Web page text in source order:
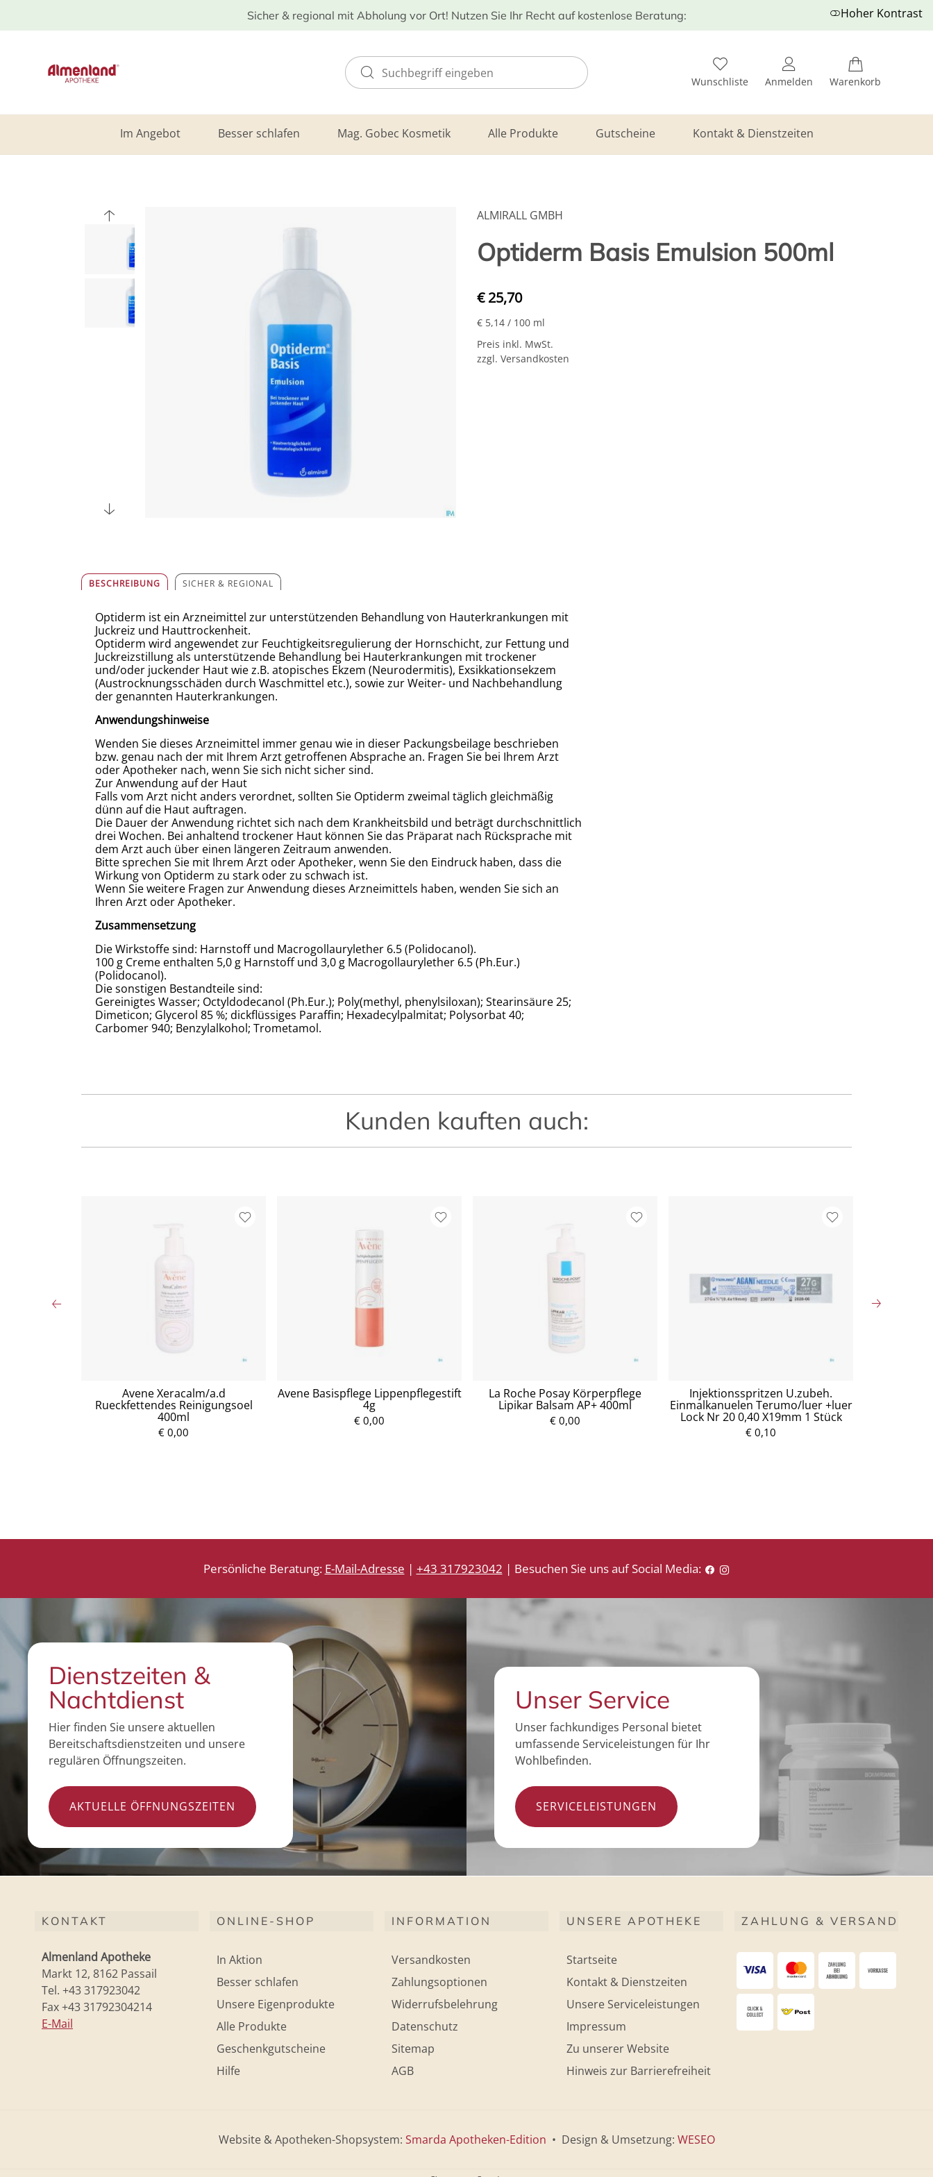
Sicher & regional mit Abholung vor Ort! Nutzen Sie Ihr Recht auf kostenlose Beratung: Hoher Kontrast
Wunschliste Anmelden Warenkorb
Im Angebot Besser schlafen Mag. Gobec Kosmetik Alle Produkte Gutscheine Kontakt & Dienstzeiten
ALMIRALL GMBH
Optiderm Basis Emulsion 500ml
€ 25,70
€ 5,14 / 100 ml
Preis inkl. MwSt.
zzgl. Versandkosten
BESCHREIBUNG SICHER & REGIONAL
Optiderm ist ein Arzneimittel zur unterstützenden Behandlung von Hauterkrankungen mit
Juckreiz und Hauttrockenheit.
Optiderm wird angewendet zur Feuchtigkeitsregulierung der Hornschicht, zur Fettung und
Juckreizstillung als unterstützende Behandlung bei Hauterkrankungen mit trockener
und/oder juckender Haut wie z.B. atopisches Ekzem (Neurodermitis), Exsikkationsekzem
(Austrocknungsschäden durch Waschmittel etc.), sowie zur Weiter- und Nachbehandlung
der genannten Hauterkrankungen.
Anwendungshinweise
Wenden Sie dieses Arzneimittel immer genau wie in dieser Packungsbeilage beschrieben
bzw. genau nach der mit Ihrem Arzt getroffenen Absprache an. Fragen Sie bei Ihrem Arzt
oder Apotheker nach, wenn Sie sich nicht sicher sind.
Zur Anwendung auf der Haut
Falls vom Arzt nicht anders verordnet, sollten Sie Optiderm zweimal täglich gleichmäßig
dünn auf die Haut auftragen.
Die Dauer der Anwendung richtet sich nach dem Krankheitsbild und beträgt durchschnittlich
drei Wochen. Bei anhaltend trockener Haut können Sie das Präparat nach Rücksprache mit
dem Arzt auch über einen längeren Zeitraum anwenden.
Bitte sprechen Sie mit Ihrem Arzt oder Apotheker, wenn Sie den Eindruck haben, dass die
Wirkung von Optiderm zu stark oder zu schwach ist.
Wenn Sie weitere Fragen zur Anwendung dieses Arzneimittels haben, wenden Sie sich an
Ihren Arzt oder Apotheker.
Zusammensetzung
Die Wirkstoffe sind: Harnstoff und Macrogollaurylether 6.5 (Polidocanol).
100 g Creme enthalten 5,0 g Harnstoff und 3,0 g Macrogollaurylether 6.5 (Ph.Eur.)
(Polidocanol).
Die sonstigen Bestandteile sind:
Gereinigtes Wasser; Octyldodecanol (Ph.Eur.); Poly(methyl, phenylsiloxan); Stearinsäure 25;
Dimeticon; Glycerol 85 %; dickflüssiges Paraffin; Hexadecylpalmitat; Polysorbat 40;
Carbomer 940; Benzylalkohol; Trometamol.
Kunden kauften auch:
Avene Xeracalm/a.d
Rueckfettendes Reinigungsoel
400ml
€ 0,00
Avene Basispflege Lippenpflegestift
4g
€ 0,00
La Roche Posay Körperpflege
Lipikar Balsam AP+ 400ml
€ 0,00
Injektionsspritzen U.zubeh.
Einmalkanuelen Terumo/luer +luer
Lock Nr 20 0,40 X19mm 1 Stück
€ 0,10
P
r
P
P
P
Persönliche Beratung: E-Mail-Adresse | +43 317923042 | Besuchen Sie uns auf Social Media:
Dienstzeiten &
Nachtdienst
Hier finden Sie unsere aktuellen
Bereitschaftsdienstzeiten und unsere
regulären Öffnungszeiten.
AKTUELLE ÖFFNUNGSZEITEN
Unser Service
Unser fachkundiges Personal bietet
umfassende Serviceleistungen für Ihr
Wohlbefinden.
SERVICELEISTUNGEN
KONTAKT
Almenland Apotheke
Markt 12, 8162 Passail
Tel. +43 317923042
Fax +43 31792304214
E-Mail
ONLINE-SHOP
In Aktion
Besser schlafen
Unsere Eigenprodukte
Alle Produkte
Geschenkgutscheine
Hilfe
INFORMATION
Versandkosten
Zahlungsoptionen
Widerrufsbelehrung
Datenschutz
Sitemap
AGB
UNSERE APOTHEKE
Startseite
Kontakt & Dienstzeiten
Unsere Serviceleistungen
Impressum
Zu unserer Website
Hinweis zur Barrierefreiheit
ZAHLUNG & VERSAND
Website & Apotheken-Shopsystem: Smarda Apotheken-Edition • Design & Umsetzung: WESEO